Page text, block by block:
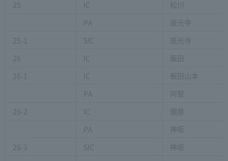
25
IC
松川
PA
座光寺
25-1
SIC
座光寺
26
IC
飯田
26-1
IC
飯田山本
PA
阿智
26-2
IC
園原
PA
神坂
26-3
SIC
神坂